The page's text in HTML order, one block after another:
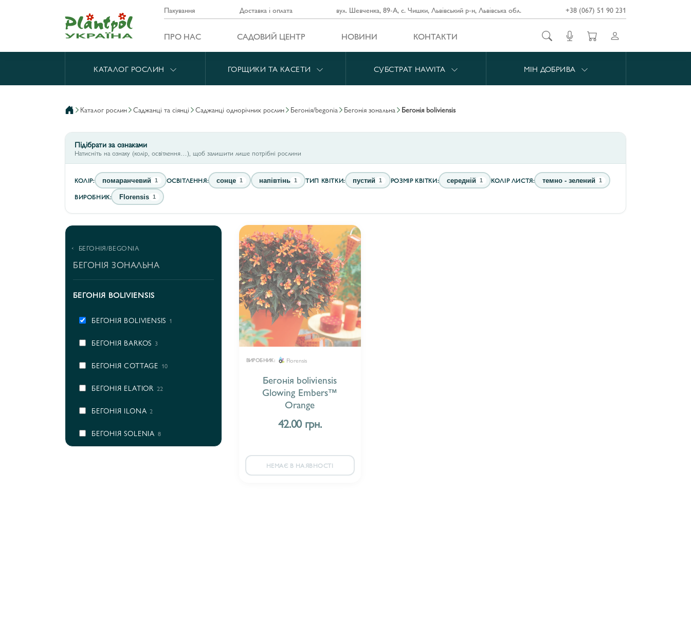
Пакування Доставка і оплата вул. Шевченка, 89-А, с. Чишки, Львівський р-н, Львівська обл. +38 (067) 51 90 231
ПРО НАС САДОВИЙ ЦЕНТР НОВИНИ КОНТАКТИ
КАТАЛОГ РОСЛИН ГОРЩИКИ ТА КАСЕТИ СУБСТРАТ HAWITA МІН ДОБРИВА
каталог рослин саджанці та сіянці саджанці однорічних рослин бегонія/begonia бегонія зональна бегонія boliviensis
Підібрати за ознаками
Натисніть на ознаку (колір, освітлення…), щоб залишити лише потрібні рослини
КОЛІР: помаранчевий 1 ОСВІТЛЕННЯ: сонце 1 напівтінь 1 ТИП КВІТКИ: пустий 1 РОЗМІР КВІТКИ: середній 1 КОЛІР ЛИСТЯ: темно - зелений 1
ВИРОБНИК: Florensis 1
БЕГОНІЯ/BEGONIA
БЕГОНІЯ ЗОНАЛЬНА
БЕГОНІЯ BOLIVIENSIS
БЕГОНІЯ BOLIVIENSIS 1
БЕГОНІЯ BARKOS 3
БЕГОНІЯ COTTAGE 10
БЕГОНІЯ ELATIOR 22
БЕГОНІЯ ILONA 2
БЕГОНІЯ SOLENIA 8
ВИРОБНИК: Florensis
Бегонія boliviensis
Glowing Embers™
Orange
42.00 грн.
НЕМАЄ В НАЯВНОСТІ